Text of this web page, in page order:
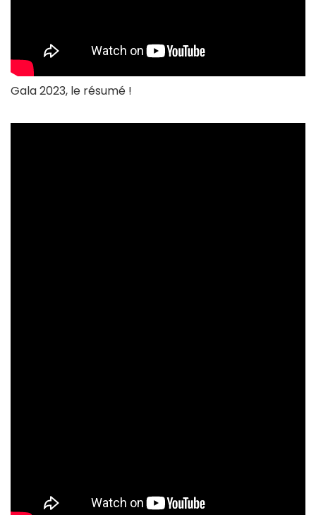
Gala 2023, le résumé !